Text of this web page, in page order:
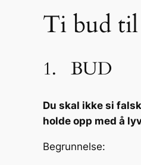
Ti bud
1. BUD
Du skal ikke si
holde opp med å
Begrunnelse: